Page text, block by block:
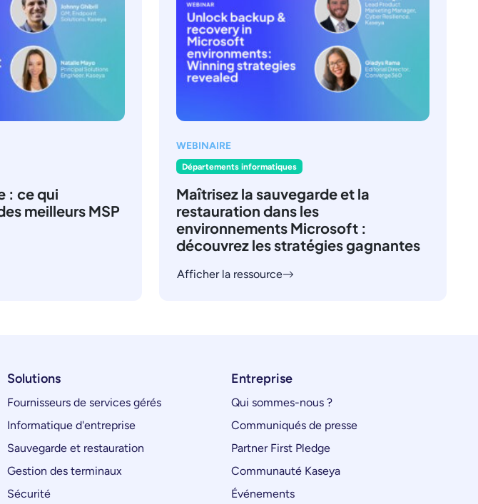
: ce qui
meilleurs MSP
WEBINAIRE
Départements informatiques
Maîtrisez la sauvegarde et la
restauration dans les
environnements Microsoft :
découvrez les stratégies gagnantes
Afficher la ressource
Solutions
Fournisseurs de services gérés
Informatique d'entreprise
Sauvegarde et restauration
Gestion des terminaux
Sécurité
Entreprise
Qui sommes-nous ?
Communiqués de presse
Partner First Pledge
Communauté Kaseya
Événements